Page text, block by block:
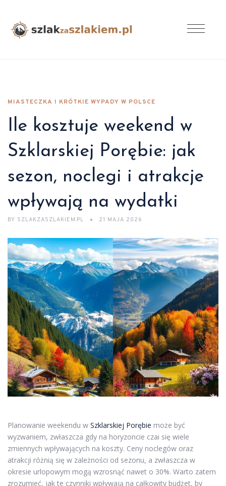
MIASTECZKA I KRÓTKIE WYPADY W POLSCE
Ile kosztuje weekend w
Szklarskiej Porębie: jak
sezon, noclegi i atrakcje
wpływają na wydatki
BY SZLAKZASZLAKIEM.PL 21 MAJA 2026
Planowanie weekendu w Szklarskiej Porębie może być
wyzwaniem, zwłaszcza gdy na horyzoncie czai się wiele
zmiennych wpływających na koszty. Ceny noclegów oraz
atrakcji różnią się w zależności od sezonu, a zwłaszcza w
okresie urlopowym mogą wzrosnąć nawet o 30%. Warto zatem
zrozumieć, jak te czynniki wpływają na całkowity budżet, by